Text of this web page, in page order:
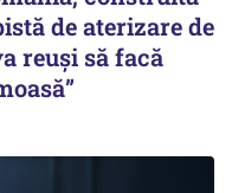
de aterizare de
reuși să facă